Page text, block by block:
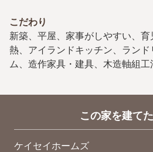
こだわり
新築、平屋、家事がしやすい、
熱、アイランドキッチン、ラン
ム、造作家具・建具、木造軸組工
この家を建て
ケイセイホームズ